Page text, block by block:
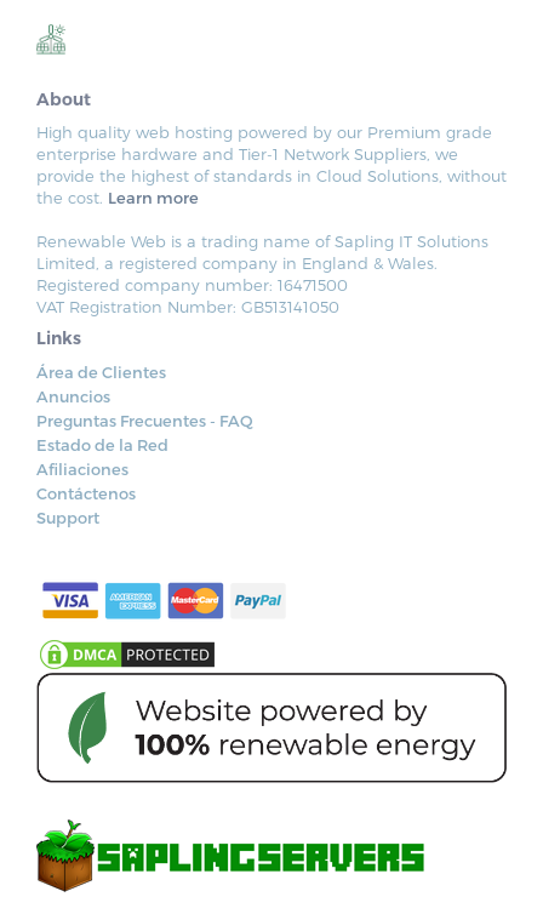
About
High quality web hosting powered by our Premium grade
enterprise hardware and Tier-1 Network Suppliers, we
provide the highest of standards in Cloud Solutions, without
the cost. Learn more
Renewable Web is a trading name of Sapling IT Solutions
Limited, a registered company in England & Wales.
Registered company number: 16471500
VAT Registration Number: GB513141050
Links
Área de Clientes
Anuncios
Preguntas Frecuentes - FAQ
Estado de la Red
Afiliaciones
Contáctenos
Support